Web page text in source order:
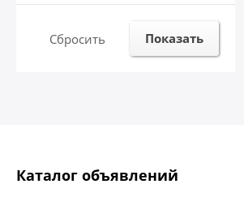
Сбросить Показать
Каталог объявлений